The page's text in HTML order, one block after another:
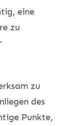
eine
zu
zu
des
Punkte,